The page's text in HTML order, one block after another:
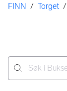
Her er du
FINN / Torget /